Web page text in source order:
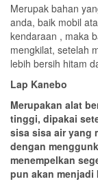
Merupak bahan
anda, baik mobil
kendaraan , maka
mengkilat, setelah
lebih bersih hitam
Lap Kanebo
Merupakan alat
tinggi, dipakai
sisa sisa air yang
dengan
menempelkan
pun akan